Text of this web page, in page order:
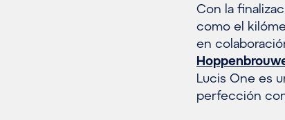
Con la
como el
en
Lucis One es
perfección